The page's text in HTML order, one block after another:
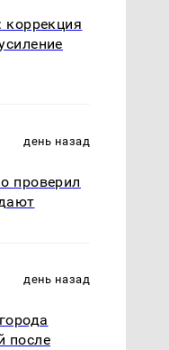
коррекция
день назад
проверил
день назад
после